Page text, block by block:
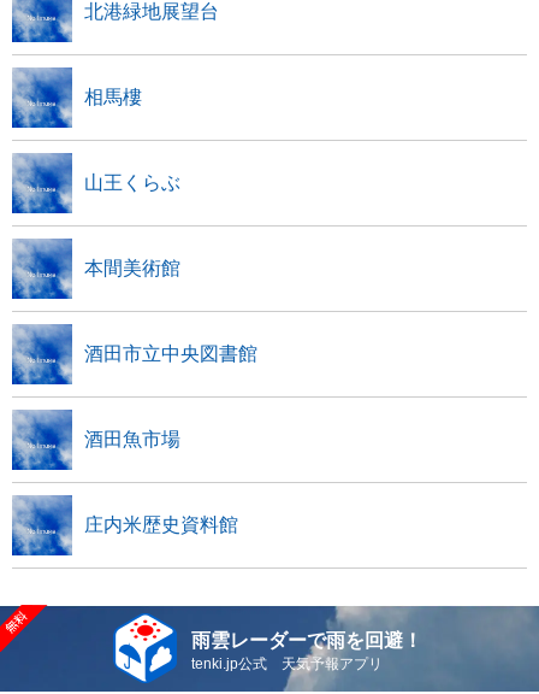
北港緑地展望台
相馬樓
山王くらぶ
本間美術館
酒田市立中央図書館
酒田魚市場
庄内米歴史資料館
雨雲レーダーで雨を回避！
tenki.jp公式 天気予報アプリ